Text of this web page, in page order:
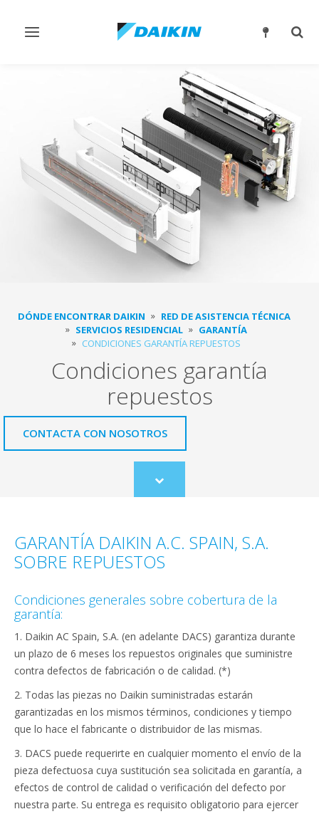
Alternar
DÓNDE ENCONTRAR DAIKIN
RED DE ASISTENCIA TÉCNICA
SERVICIOS RESIDENCIAL
GARANTÍA
CONDICIONES GARANTÍA REPUESTOS
Condiciones garantía
repuestos
CONTACTA CON NOSOTROS
Scroll
to
GARANTÍA DAIKIN A.C. SPAIN, S.A.
SOBRE REPUESTOS
Condiciones generales sobre cobertura de la
garantía:
1. Daikin AC Spain, S.A. (en adelante DACS) garantiza durante
un plazo de 6 meses los repuestos originales que suministre
contra defectos de fabricación o de calidad. (*)
2. Todas las piezas no Daikin suministradas estarán
garantizadas en los mismos términos, condiciones y tiempo
que lo hace el fabricante o distribuidor de las mismas.
3. DACS puede requerirte en cualquier momento el envío de la
pieza defectuosa cuya sustitución sea solicitada en garantía, a
efectos de control de calidad o verificación del defecto por
nuestra parte. Su entrega es requisito obligatorio para ejercer